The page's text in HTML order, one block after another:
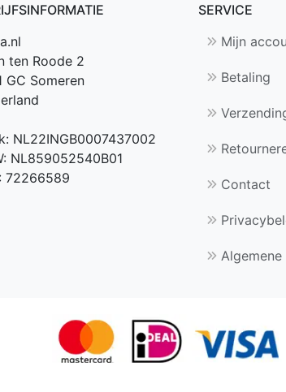
ten Roode 2
GC Someren
NL22INGB0007437002
NL859052540B01
72266589
SERVICE
Mijn
Betaling
Contact